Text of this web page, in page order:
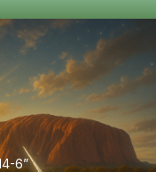
6”